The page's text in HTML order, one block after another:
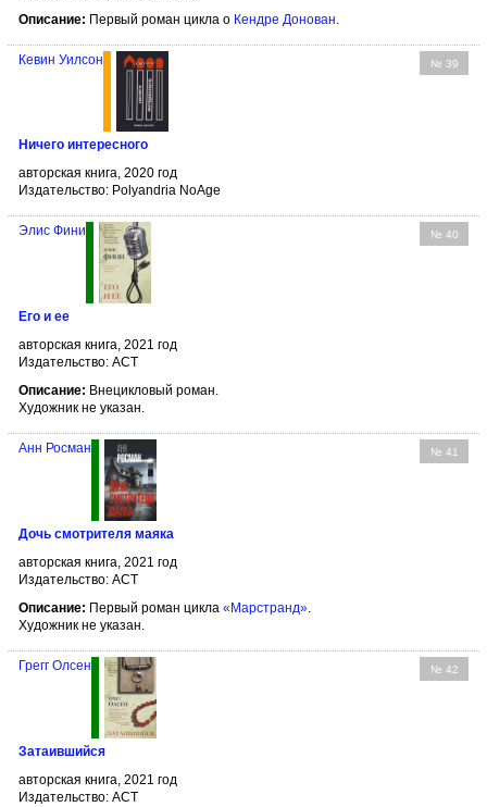
Описание: Первый роман цикла о Кендре Донован
№ 39
Кевин Уилсон
Ничего интересного
авторская книга, 2020 год
Издательство: Polyandria NoAge
№ 40
Элис Фини
Его и ее
авторская книга, 2021 год
Издательство: АСТ
Описание: Внецикловый роман.
Художник не указан.
№ 41
Анн Росман
Дочь смотрителя маяка
авторская книга, 2021 год
Издательство: АСТ
Описание: Первый роман цикла «Марстранд».
Художник не указан.
№ 42
Грегг Олсен
Затаившийся
авторская книга, 2021 год
Издательство: АСТ